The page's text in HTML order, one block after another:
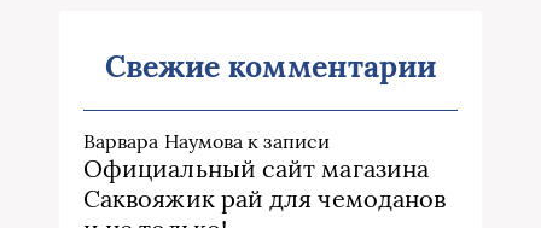
Свежие комментарии
Варвара Наумова к записи
Официальный сайт магазина
Саквояжик рай для чемоданов